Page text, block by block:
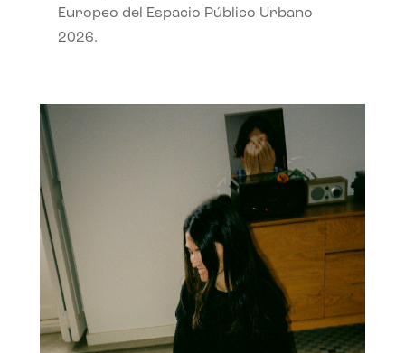
Europeo del Espacio Público Urbano
2026.